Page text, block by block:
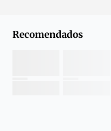
Recomendados